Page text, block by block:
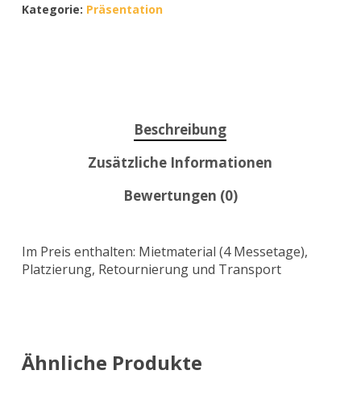
Kategorie: Präsentation
Beschreibung
Zusätzliche Informationen
Bewertungen (0)
Im Preis enthalten: Mietmaterial (4 Messetage),
Platzierung, Retournierung und Transport
Ähnliche Produkte